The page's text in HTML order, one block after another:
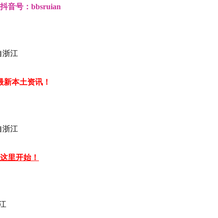
音号：bbsruian
江
本土资讯！
江
里开始！